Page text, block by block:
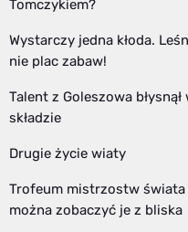
Tomczykiem?
Wystarczy jedna kłoda.
nie plac zabaw!
Talent z Goleszowa
składzie
Drugie życie wiaty
Trofeum mistrzostw świata
można zobaczyć je z bliska